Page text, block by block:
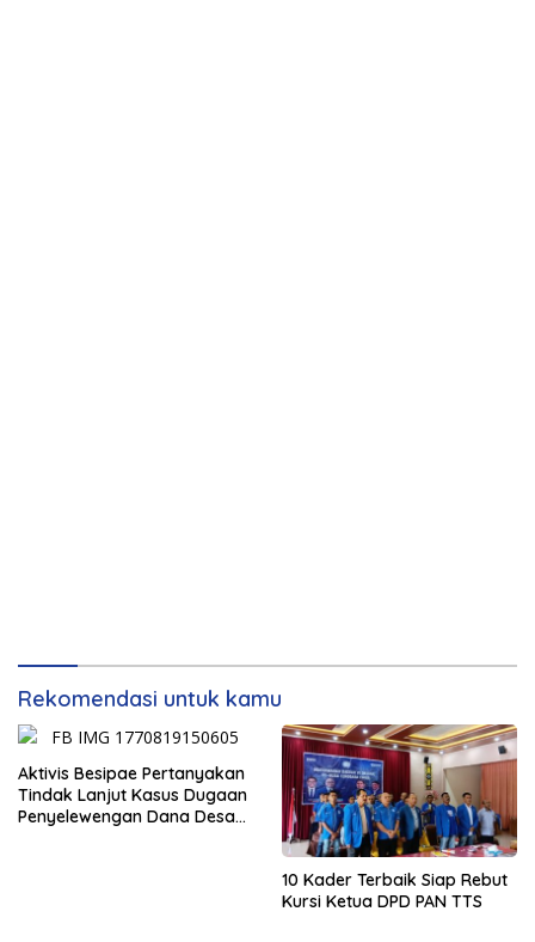
Rekomendasi untuk kamu
Aktivis Besipae Pertanyakan
Tindak Lanjut Kasus Dugaan
Penyelewengan Dana Desa
10 Kader Terbaik Siap Rebut
Kursi Ketua DPD PAN TTS